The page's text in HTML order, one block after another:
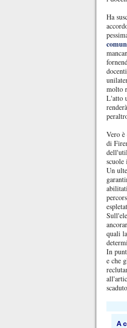
Ha
molto
L'atto
Vero
di
scuole
Un
quali
In
e che
A